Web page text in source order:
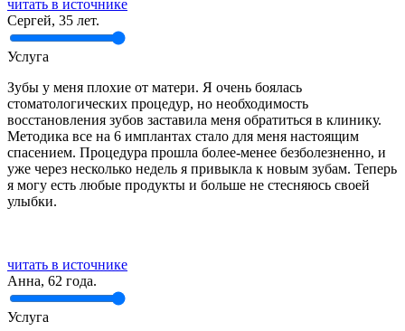
читать в источнике
Сергей, 35 лет.
Услуга
Зубы у меня плохие от матери. Я очень боялась
стоматологических процедур, но необходимость
восстановления зубов заставила меня обратиться в клинику.
Методика все на 6 имплантах стало для меня настоящим
спасением. Процедура прошла более-менее безболезненно, и
уже через несколько недель я привыкла к новым зубам. Теперь
я могу есть любые продукты и больше не стесняюсь своей
улыбки.
читать в источнике
Анна, 62 года.
Услуга